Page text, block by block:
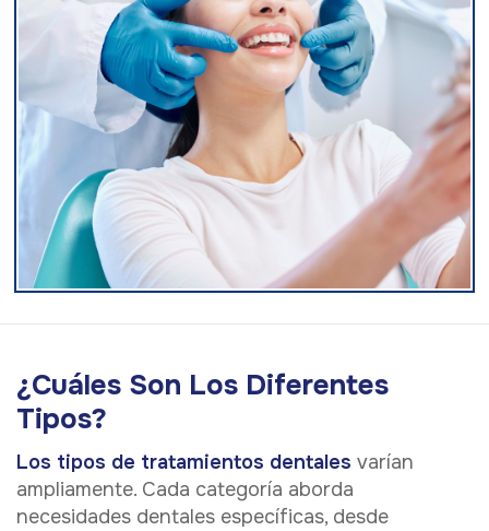
¿Cuáles Son Los Diferentes
Tipos?
Los tipos de tratamientos dentales varían
ampliamente. Cada categoría aborda
necesidades dentales específicas, desde